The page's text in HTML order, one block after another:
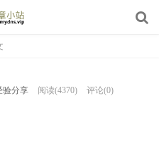
验分享 阅读(4370) 评论(0)